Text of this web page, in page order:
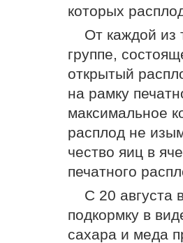
которых
От каждой из
группе,
открытый
на рамку
максимальное
расплод не
чество яиц в
печатного
С 20 августа
подкормку в
сахара и меда